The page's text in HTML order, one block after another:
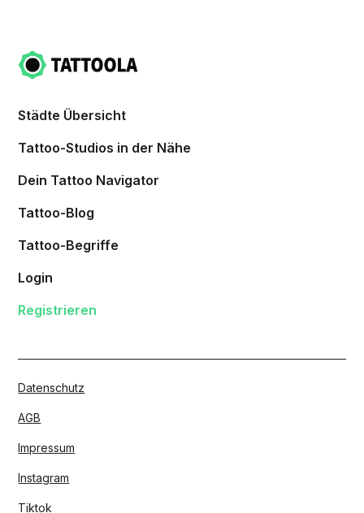
Städte Übersicht
Tattoo-Studios in der Nähe
Dein Tattoo Navigator
Tattoo-Blog
Tattoo-Begriffe
Login
Registrieren
Datenschutz
AGB
Impressum
Instagram
Tiktok